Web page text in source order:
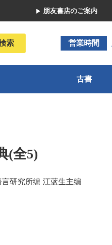
朋友書店のご案内
営業時間
古書
(全5)
研究所编 江蓝生主编